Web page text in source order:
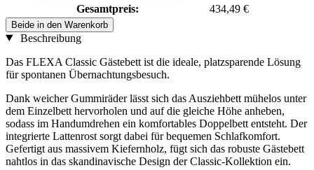
Gesamtpreis:
434,49 €
Beide in den Warenkorb
Beschreibung
Das FLEXA Classic Gästebett ist die ideale, platzsparende Lösung
für spontanen Übernachtungsbesuch.
Dank weicher Gummiräder lässt sich das Ausziehbett mühelos unter
dem Einzelbett hervorholen und auf die gleiche Höhe anheben,
sodass im Handumdrehen ein komfortables Doppelbett entsteht. Der
integrierte Lattenrost sorgt dabei für bequemen Schlafkomfort.
Gefertigt aus massivem Kiefernholz, fügt sich das robuste Gästebett
nahtlos in das skandinavische Design der Classic-Kollektion ein.